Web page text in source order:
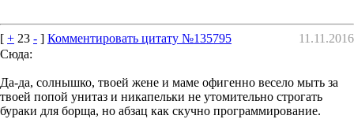
[ + 23 - ] Комментировать цитату №135795
11.11.2016
Сюда:
Да-да, солнышко, твоей жене и маме офигенно весело мыть за
твоей попой унитаз и никапельки не утомительно строгать
бураки для борща, но абзац как скучно программирование.